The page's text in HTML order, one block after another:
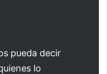
pueda decir
lo